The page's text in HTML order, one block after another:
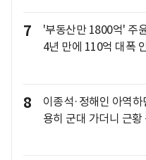
7
'부동산만 1800억' 주
4년 만에 110억 대폭
8
이종석·정해인 아역
용히 군대 가더니 근황